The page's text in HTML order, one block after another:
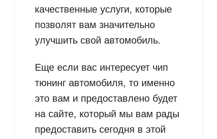
качественные услуги, которые
позволят вам значительно
улучшить свой автомобиль.
Еще если вас интересует чип
тюнинг автомобиля, то именно
это вам и предоставлено будет
на сайте, который мы вам рады
предоставить сегодня в этой